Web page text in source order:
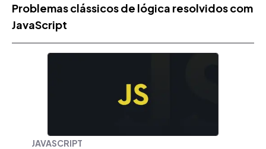
Problemas clássicos de lógica resolvidos com
JavaScript
JAVASCRIPT